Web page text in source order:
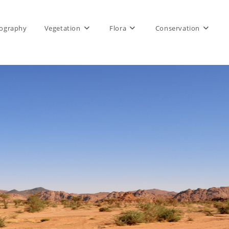
Vegetation Flora Conservation